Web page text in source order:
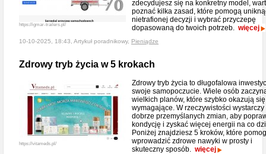
https://igmar-trailers.pl/
zdecydujesz się na konkretny model,
poznać kilka zasad, które pomogą
nietrafionej decyzji i wybrać przyczepę
dopasowaną do twoich potrzeb. więcej
10-10-2025, 18:43, Artykuł poradnikowy, Pieniądze
Zdrowy tryb życia w 5 krokach
https://vitameds.pl/
Zdrowy tryb życia to długofalowa
swoje samopoczucie. Wiele osób
wielkich planów, które szybko okazują
wymagające. W rzeczywistości wystarczy
dobrze przemyślanych zmian, aby
kondycję i zyskać więcej energii na co
Poniżej znajdziesz 5 kroków, które
wprowadzić zdrowe nawyki w prosty i
skuteczny sposób. więcej